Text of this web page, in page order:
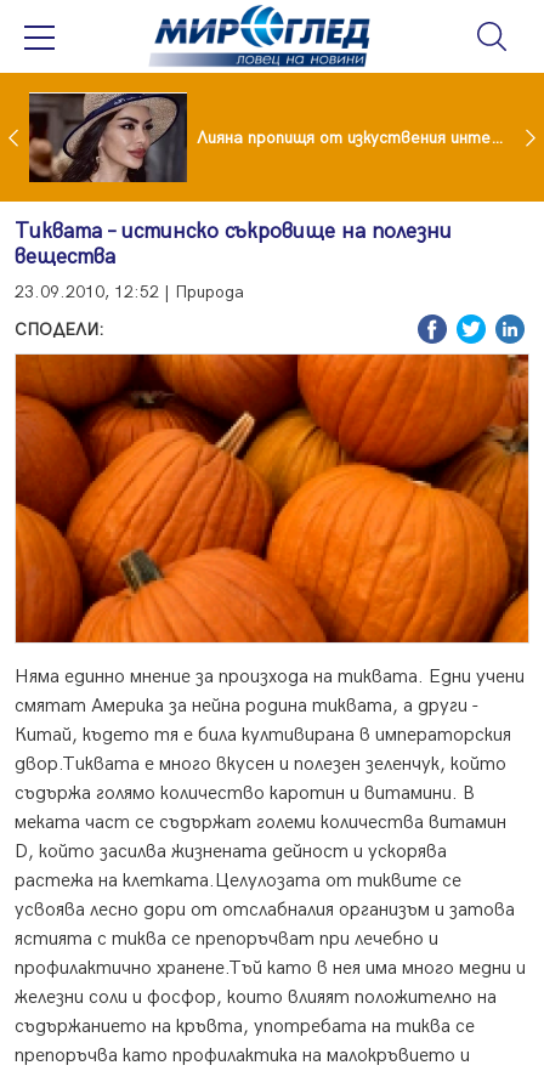
Популярен риалити герой заряза жена си заради друга Лияна пропищя от изкуствения интелект
Тиквата – истинско съкровище на полезни
вещества
23.09.2010, 12:52 | Природа
СПОДЕЛИ:
Няма единно мнение за произхода на тиквата. Едни учени
смятат Америка за нейна родина тиквата, а други -
Китай, където тя е била култивирана в императорския
двор.Тиквата е много вкусен и полезен зеленчук, който
съдържа голямо количество каротин и витамини. В
меката част се съдържат големи количества витамин
D, който засилва жизнената дейност и ускорява
растежа на клетката.Целулозата от тиквите се
усвоява лесно дори от отслабналия организъм и затова
ястията с тиква се препоръчват при лечебно и
профилактично хранене.Тъй като в нея има много медни и
железни соли и фосфор, които влияят положително на
съдържанието на кръвта, употребата на тиква се
препоръчва като профилактика на малокръвието и